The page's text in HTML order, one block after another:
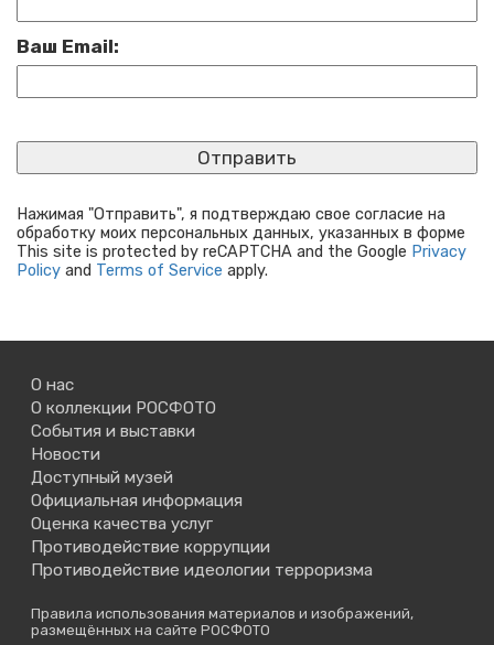
Ваш Email:
Нажимая "Отправить", я подтверждаю свое согласие на
обработку моих персональных данных, указанных в форме
This site is protected by reCAPTCHA and the Google Privacy
Policy and Terms of Service apply.
О нас
О коллекции РОСФОТО
События и выставки
Новости
Доступный музей
Официальная информация
Оценка качества услуг
Противодействие коррупции
Противодействие идеологии терроризма
Правила использования материалов и изображений,
размещённых на сайте РОСФОТО